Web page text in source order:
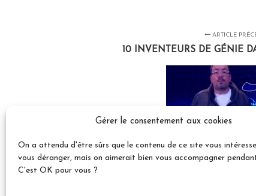
Gérer le consentement aux cookies
On a attendu d'être sûrs que le contenu de ce site vous
vous déranger, mais on aimerait bien vous accompagner
C'est OK pour vous ?
ARTICLE
10 INVENTEURS DE GÉNIE